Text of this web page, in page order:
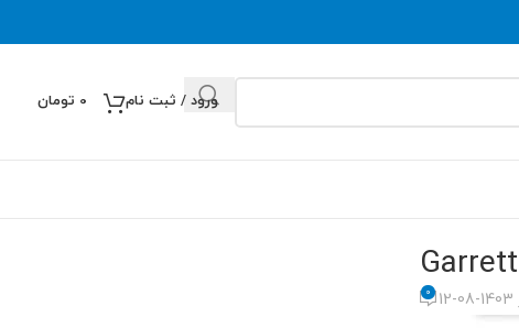
ورود / ثبت نام 0 تومان
0